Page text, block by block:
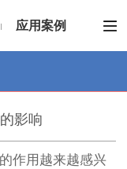
应用案例
影响
作用越来越感兴